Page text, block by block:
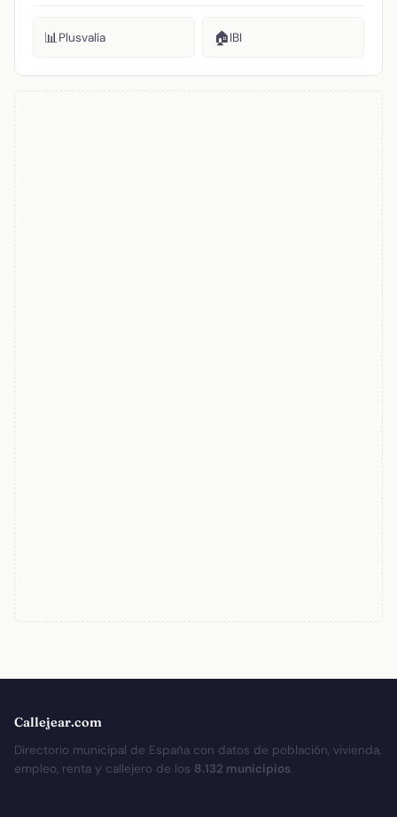
📊Plusvalía 🏠IBI
Callejear.com
Directorio municipal de España con datos de población, vivienda,
empleo, renta y callejero de los 8.132 municipios.